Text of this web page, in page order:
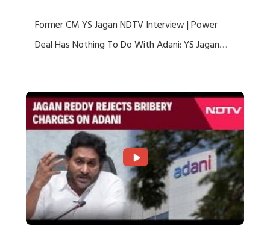
Former CM YS Jagan NDTV Interview | Power
Deal Has Nothing To Do With Adani: YS Jagan